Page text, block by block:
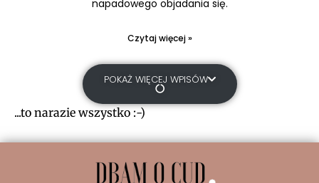
napadowego objadania się.
Czytaj więcej »
POKAŻ WIĘCEJ WPISÓW
...to narazie wszystko :-)